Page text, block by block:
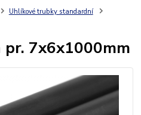
Uhlíkové trubky standardní
7x6x1000mm